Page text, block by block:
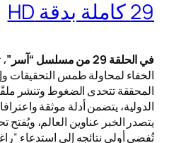
29 كاملة بدقة HD
في الحلقة 29 من مسلسل “آسر”
الخفاء لمحاولة طمس التحقيقات
المحققة تتحدى الضغوط وتنشر
الدولية، يتضمن أدلة موثقة
يتصدر الخبر عناوين العالم،
تُفضي أولى نتائجه إلى استدعاء